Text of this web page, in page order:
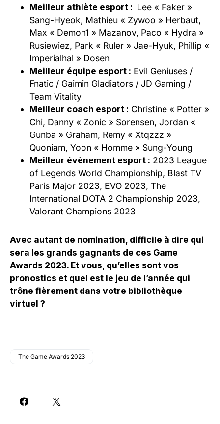
Meilleur athlète esport : Lee « Faker »
Sang-Hyeok, Mathieu « Zywoo » Herbaut,
Max « Demon1 » Mazanov, Paco « Hydra »
Rusiewiez, Park « Ruler » Jae-Hyuk, Phillip «
Imperialhal » Dosen
Meilleur équipe esport : Evil Geniuses /
Fnatic / Gaimin Gladiators / JD Gaming /
Team Vitality
Meilleur coach esport : Christine « Potter »
Chi, Danny « Zonic » Sorensen, Jordan «
Gunba » Graham, Remy « Xtqzzz »
Quoniam, Yoon « Homme » Sung-Young
Meilleur évènement esport : 2023 League
of Legends World Championship, Blast TV
Paris Major 2023, EVO 2023, The
International DOTA 2 Championship 2023,
Valorant Champions 2023
Avec autant de nomination, difficile à dire qui
sera les grands gagnants de ces Game
Awards 2023. Et vous, qu’elles sont vos
pronostics et quel est le jeu de l’année qui
trône fièrement dans votre bibliothèque
virtuel ?
The Game Awards 2023